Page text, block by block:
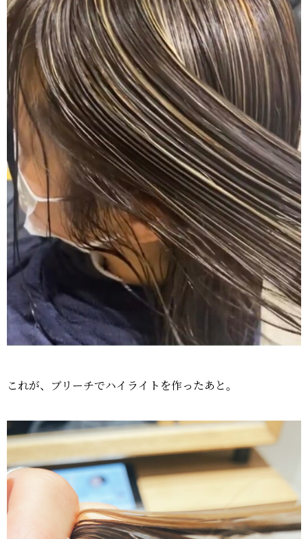
これが、ブリーチでハイライトを作ったあと。